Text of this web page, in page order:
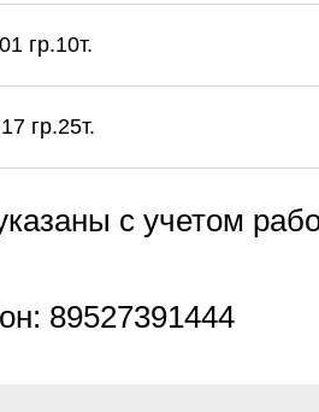
гр.10т.
гр.25т.
с учетом
89527391444